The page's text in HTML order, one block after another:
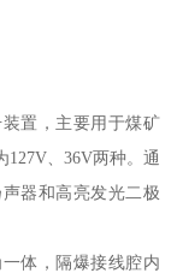
置，主要用于煤矿
、36V两种。通
器和高亮发光二极
体，隔爆接线腔内